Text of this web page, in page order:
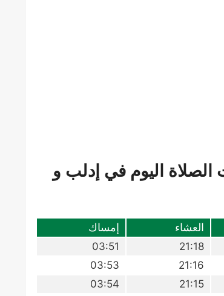
الصلاة اليوم في إدلب و
العشاء إمساك
21:18
03:51
21:16
03:53
21:15
03:54